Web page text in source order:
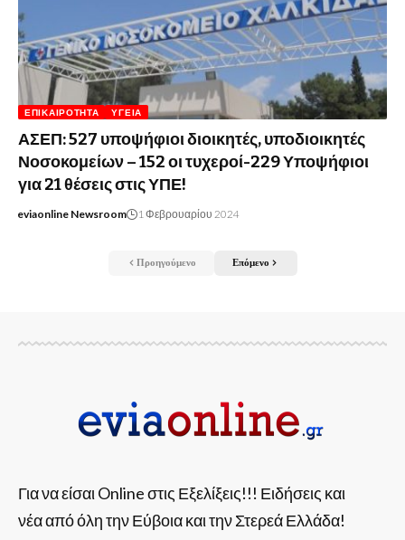
ΕΠΙΚΑΙΡΌΤΗΤΑ ΥΓΕΊΑ
ΑΣΕΠ: 527 υποψήφιοι διοικητές, υποδιοικητές
Νοσοκομείων – 152 οι τυχεροί-229 Υποψήφιοι
για 21 θέσεις στις ΥΠΕ!
eviaonline Newsroom 1 Φεβρουαρίου 2024
Προηγούμενο Επόμενο
Για να είσαι Online στις Εξελίξεις!!! Ειδήσεις και
νέα από όλη την Εύβοια και την Στερεά Ελλάδα!